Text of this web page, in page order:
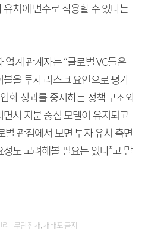
치에 변수로 작용할 수 있다는
계 관계자는 “글로벌 VC들은
을 투자 리스크 요인으로 평가
화 성과를 중시하는 정책 구조와
서 지분 중심 모델이 유지되고
벌 관점에서 보면 투자 유치 측면
도 고려해볼 필요는 있다”고 말
- 무단전재, 재배포 금지